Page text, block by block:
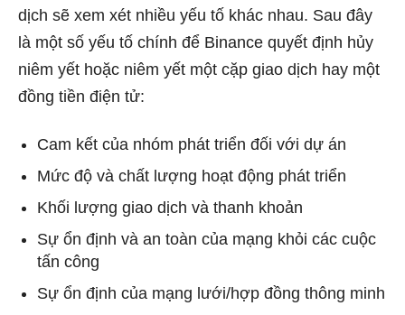
dịch sẽ xem xét nhiều yếu tố khác nhau. Sau đây
là một số yếu tố chính để Binance quyết định hủy
niêm yết hoặc niêm yết một cặp giao dịch hay một
đồng tiền điện tử:
Cam kết của nhóm phát triển đối với dự án
Mức độ và chất lượng hoạt động phát triển
Khối lượng giao dịch và thanh khoản
Sự ổn định và an toàn của mạng khỏi các cuộc
tấn công
Sự ổn định của mạng lưới/hợp đồng thông minh